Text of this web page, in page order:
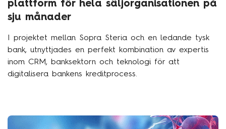
plattform för hela säljorganisationen på
sju månader
I projektet mellan Sopra Steria och en ledande tysk
bank, utnyttjades en perfekt kombination av expertis
inom CRM, banksektorn och teknologi för att
digitalisera bankens kreditprocess.